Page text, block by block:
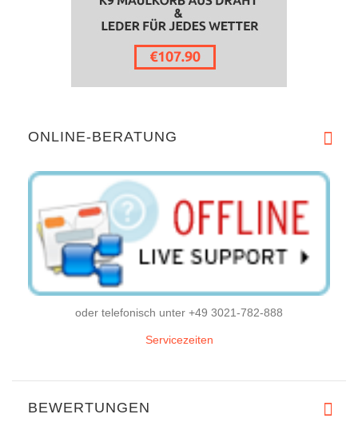
ONLINE-BERATUNG
oder telefonisch unter +49 3021-782-888
Servicezeiten
BEWERTUNGEN